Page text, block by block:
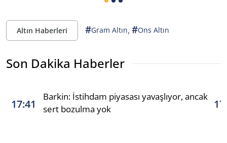
Altın Haberleri #Gram Altın, #Ons Altın
Son Dakika Haberler
17:41
Barkin: İstihdam piyasası yavaşlıyor, ancak
sert bozulma yok